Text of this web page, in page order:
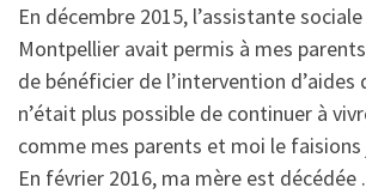
En décembre 2015, l’assistante
Montpellier avait permis à mes
de bénéficier de l’intervention d’aides
n’était plus possible de continuer à
comme mes parents et moi le faisions
En février 2016, ma mère est décédée